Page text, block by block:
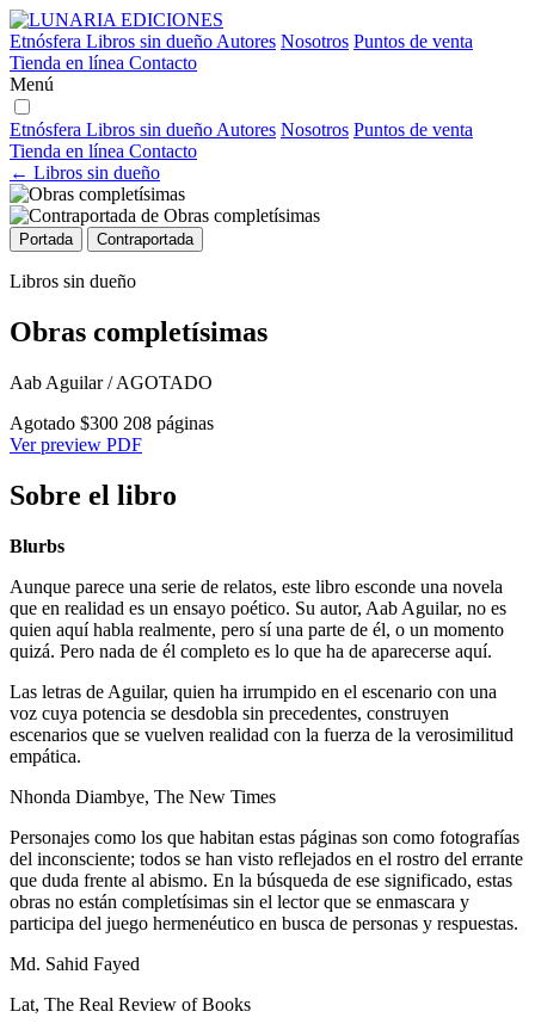
Etnósfera Libros sin dueño Autores Nosotros Puntos de venta
Tienda en línea Contacto
Menú
Etnósfera Libros sin dueño Autores Nosotros Puntos de venta
Tienda en línea Contacto
← Libros sin dueño
Portada Contraportada
Libros sin dueño
Obras completísimas
Aab Aguilar / AGOTADO
Agotado $300 208 páginas
Ver preview PDF
Sobre el libro
Blurbs
Aunque parece una serie de relatos, este libro esconde una novela
que en realidad es un ensayo poético. Su autor, Aab Aguilar, no es
quien aquí habla realmente, pero sí una parte de él, o un momento
quizá. Pero nada de él completo es lo que ha de aparecerse aquí.
Las letras de Aguilar, quien ha irrumpido en el escenario con una
voz cuya potencia se desdobla sin precedentes, construyen
escenarios que se vuelven realidad con la fuerza de la verosimilitud
empática.
Nhonda Diambye, The New Times
Personajes como los que habitan estas páginas son como fotografías
del inconsciente; todos se han visto reflejados en el rostro del errante
que duda frente al abismo. En la búsqueda de ese significado, estas
obras no están completísimas sin el lector que se enmascara y
participa del juego hermenéutico en busca de personas y respuestas.
Md. Sahid Fayed
Lat, The Real Review of Books